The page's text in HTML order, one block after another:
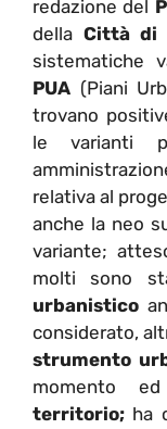
redazione del
della Città di
sistematiche
PUA (Piani
trovano
le varianti
relativa al
anche la neo
variante;
molti sono
urbanistico
considerato,
strumento
momento
territorio; ha